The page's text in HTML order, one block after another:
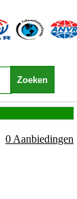
Duiken
0 Aanbiedingen